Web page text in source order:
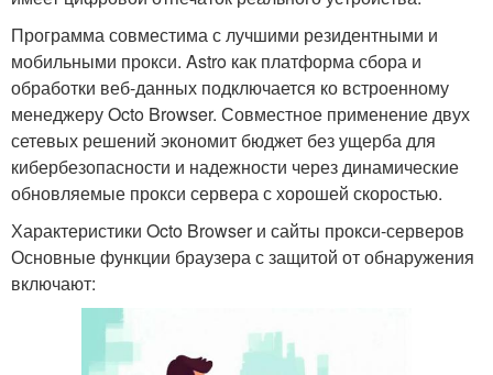
Программа совместима с лучшими резидентными и
мобильными прокси. Astro как платформа сбора и
обработки веб-данных подключается ко встроенному
менеджеру Octo Browser. Совместное применение двух
сетевых решений экономит бюджет без ущерба для
кибербезопасности и надежности через динамические
обновляемые прокси сервера с хорошей скоростью.
Характеристики Octo Browser и сайты прокси-серверов
Основные функции браузера с защитой от обнаружения
включают: